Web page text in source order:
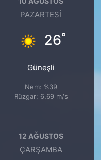
PAZARTESI
26°
Güneşli
Nem: %39
Rüzgar: 6.69 m/s
12 AĞUSTOS
ÇARŞAMBA